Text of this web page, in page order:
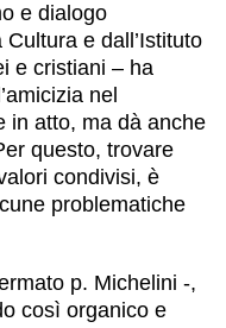
e dialogo
e dall’Istituto
e cristiani – ha
nel
in atto, ma dà anche
questo, trovare
condivisi, è
problematiche
p. Michelini -,
così organico e